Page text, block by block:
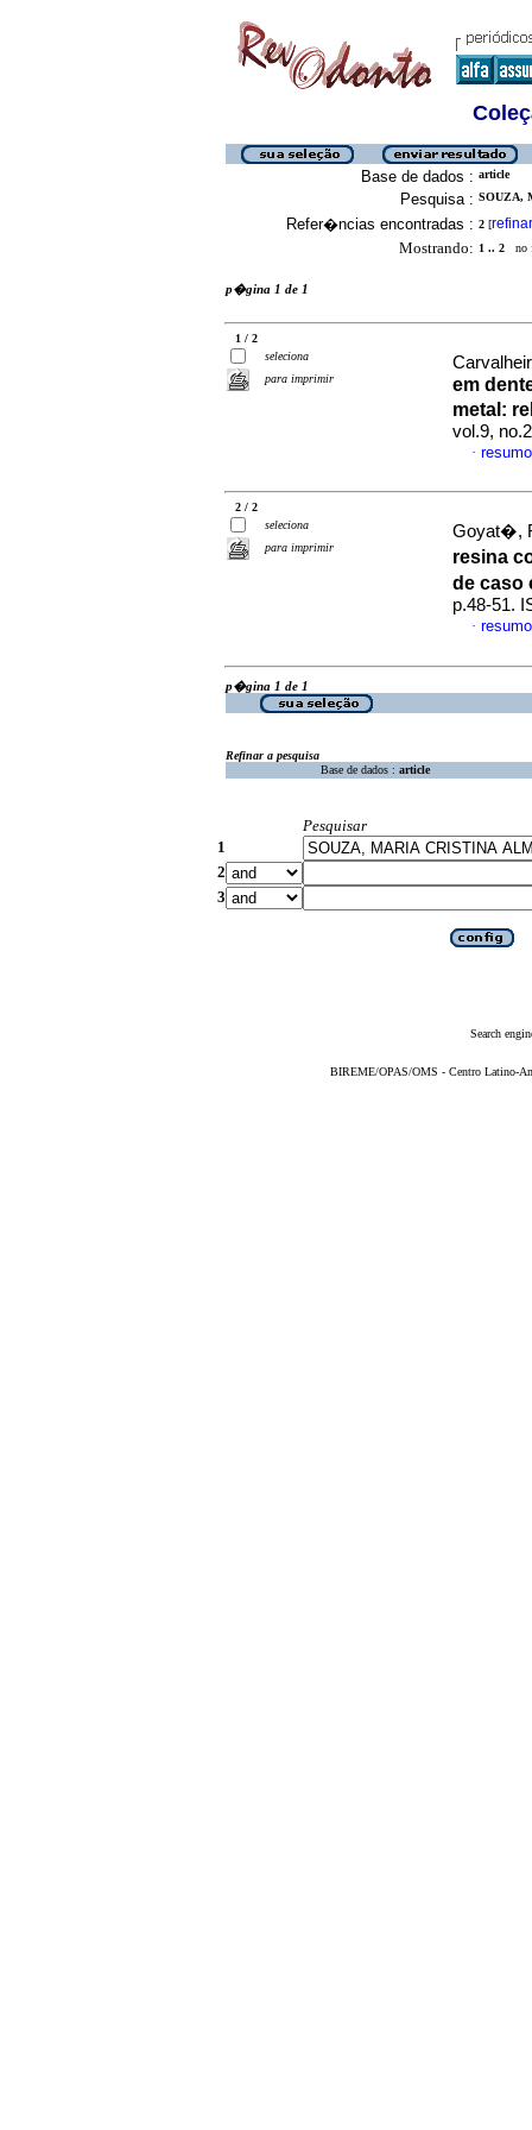
Base de dados : article
Pesquisa : SOUZA,
Refer�ncias encontradas : 2 [refinar
Mostrando: 1 .. 2 no
p�gina 1 de 1
1 / 2
seleciona
para imprimir
em
metal :
vol.9,
·
2 / 2
seleciona
para imprimir
Goyat�,
resina
de
p.48-51.
·
p�gina 1 de 1
Refinar a pesquisa
Base de dados : article
Pesquisar
1
2
3
Search
BIREME/OPAS/OMS - Centro Latino-